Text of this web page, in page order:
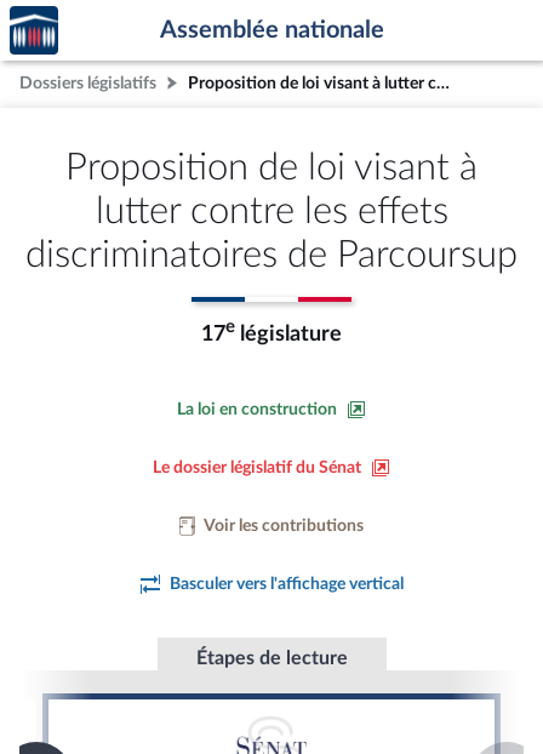
Aller au contenu
Aller en bas de la page
Accèder
à la
page
d'accueil
Assemblée nationale
Dossiers législatifs Proposition de loi visant à lutter contre les effets discriminatoires de Parcoursup
Proposition de loi visant à
lutter contre les effets
discriminatoires de Parcoursup
17e législature
La loi en construction
Le dossier législatif du Sénat
Voir les contributions
Basculer vers l'affichage vertical
Étapes de lecture